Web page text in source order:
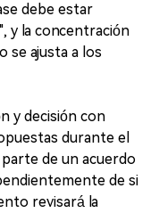
debe estar
y la concentración
se ajusta a los
y decisión con
durante el
de un acuerdo
de si
revisará la